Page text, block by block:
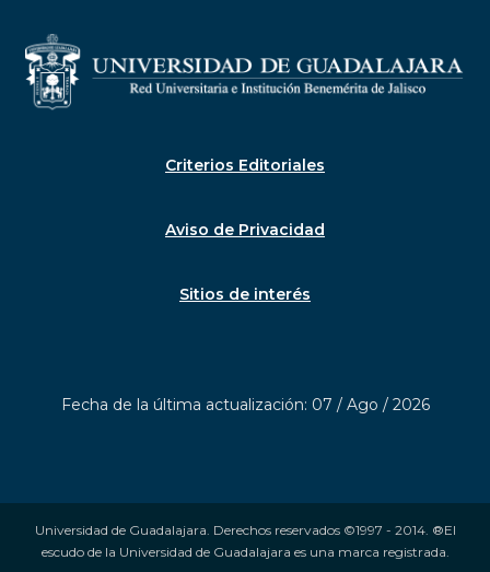
Criterios Editoriales
Aviso de Privacidad
Sitios de interés
Fecha de la última actualización: 07 / Ago / 2026
Universidad de Guadalajara. Derechos reservados ©1997 - 2014. ®El
escudo de la Universidad de Guadalajara es una marca registrada.